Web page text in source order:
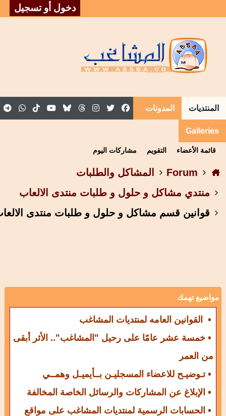
دخول أو تسجيل
المنتديات المدونات المقالات المجموعات
Galleries
قائمة الأعضاء التقويم مشاركات اليوم
Forum
المشاكل والطلبات
منتدي مشاكل و حلول و طلبات منتدى الالعاب
قوانين قسم مشاكل و حلول و طلبات منتدى الالعاب
مواضيع تهمك
• القوانين العامه لمنتديات المشاغب
• خمسة عشر عامًا على رحيل "المشاغب".. الأثر أبقى
من العمر
• تـوضيـح للاعضاء المسجليـن بــأيميـل وهمــي
• الإبلاغ عن المشاركات والرسائل الخاصة المخالفة
• الحسابات الرسمية لمنتديات المشاغب على مواقع